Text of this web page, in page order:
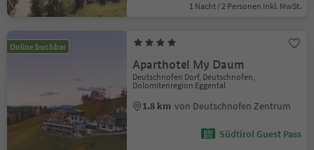
1 Nacht / 2 Personen Inkl. MwSt.
Online buchbar
Aparthotel My Daum
Deutschnofen Dorf, Deutschnofen,
Dolomitenregion Eggental
1.8 km von Deutschnofen Zentrum
Südtirol Guest Pass